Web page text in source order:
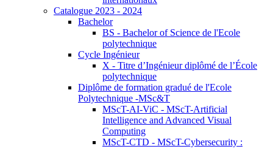
Catalogue 2023 - 2024
Bachelor
BS - Bachelor of Science de l'Ecole
polytechnique
Cycle Ingénieur
X - Titre d’Ingénieur diplômé de l’École
polytechnique
Diplôme de formation gradué de l'Ecole
Polytechnique -MSc&T
MScT-AI-ViC - MScT-Artificial
Intelligence and Advanced Visual
Computing
MScT-CTD - MScT-Cybersecurity :